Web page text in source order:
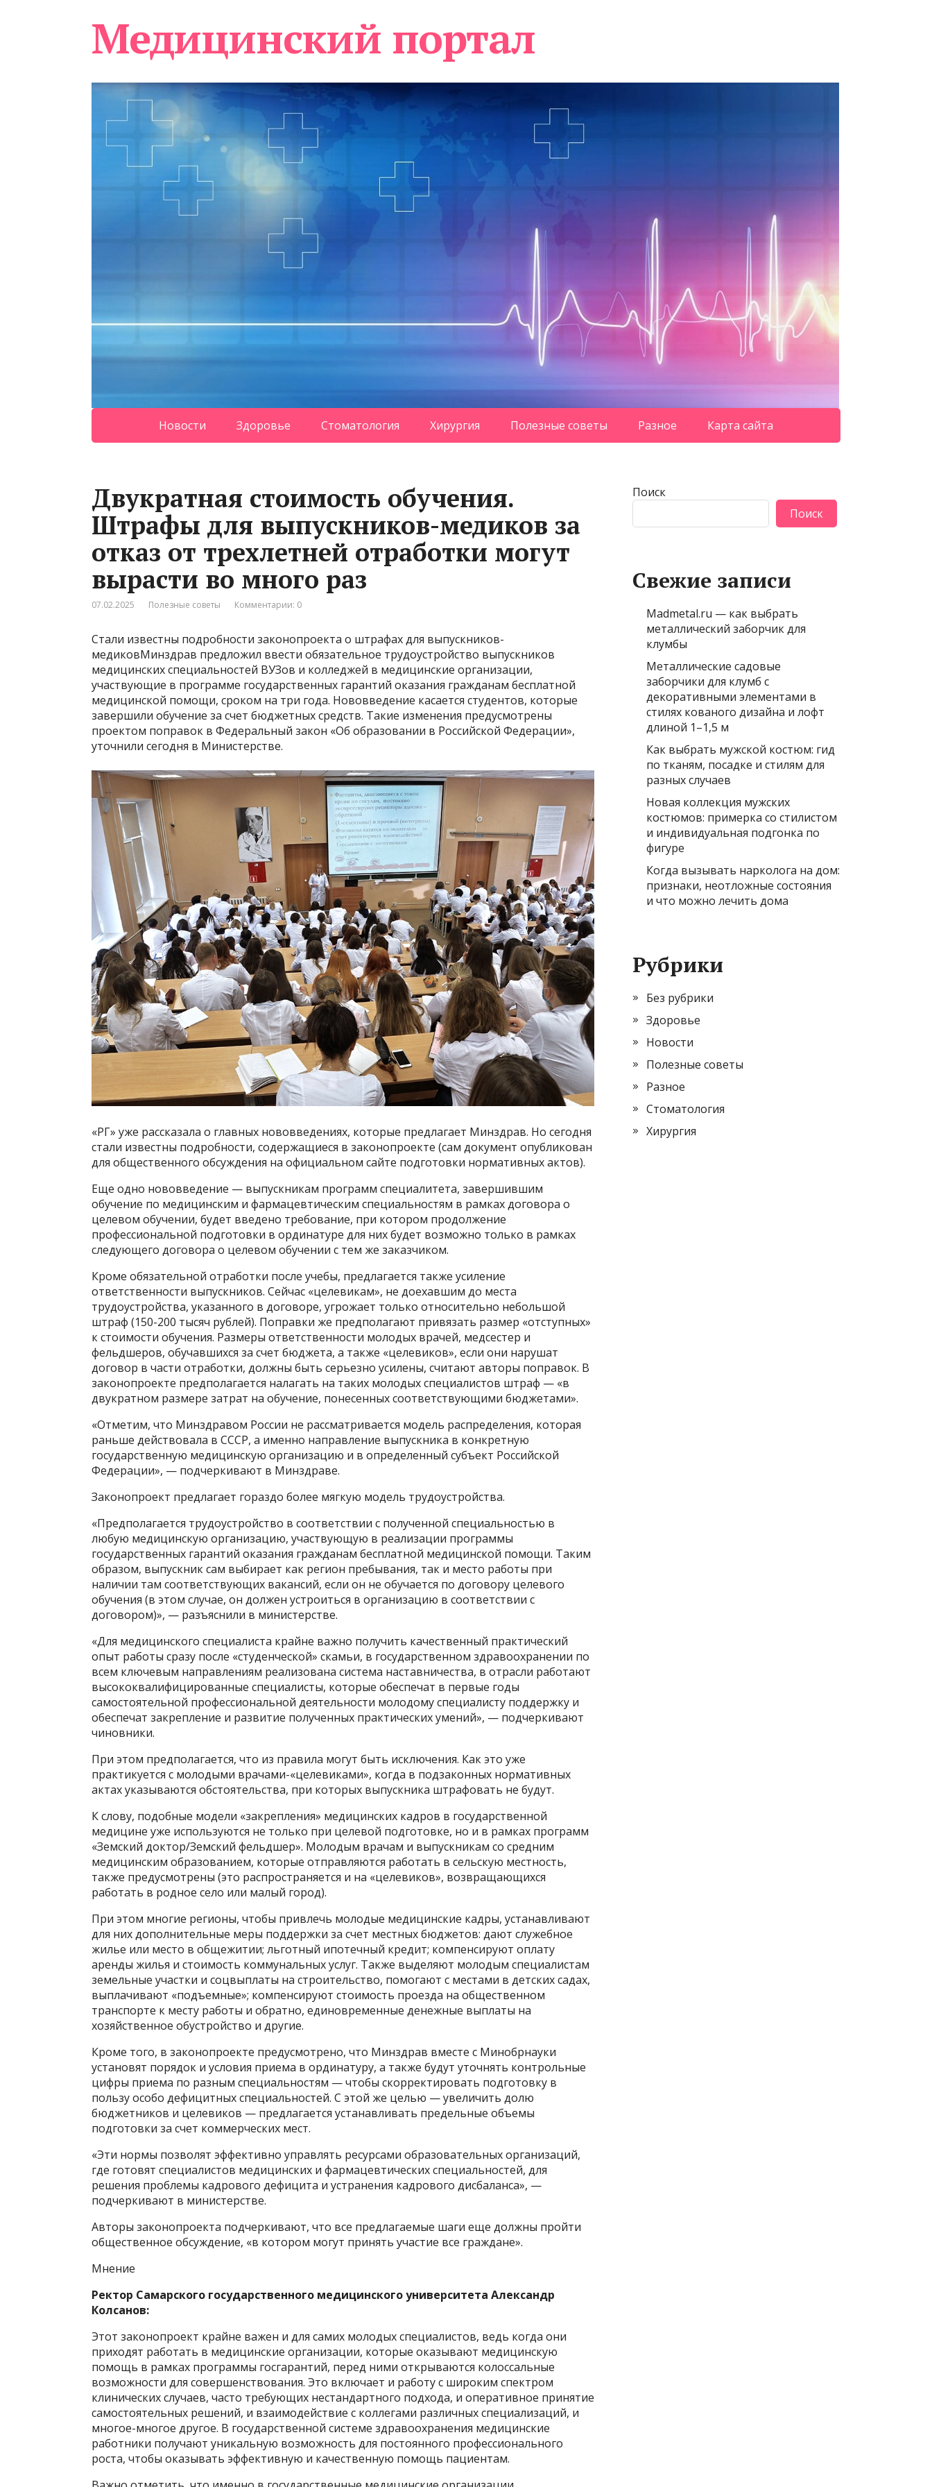
Медицинский портал
Новости Здоровье Стоматология Хирургия Полезные советы Разное Карта сайта
Двукратная стоимость обучения.
Штрафы для выпускников-медиков за
отказ от трехлетней отработки могут
вырасти во много раз
07.02.2025 Полезные советы Комментарии: 0
Стали известны подробности законопроекта о штрафах для выпускников-
медиковМинздрав предложил ввести обязательное трудоустройство выпускников
медицинских специальностей ВУЗов и колледжей в медицинские организации,
участвующие в программе государственных гарантий оказания гражданам бесплатной
медицинской помощи, сроком на три года. Нововведение касается студентов, которые
завершили обучение за счет бюджетных средств. Такие изменения предусмотрены
проектом поправок в Федеральный закон «Об образовании в Российской Федерации»,
уточнили сегодня в Министерстве.
«РГ» уже рассказала о главных нововведениях, которые предлагает Минздрав. Но сегодня
стали известны подробности, содержащиеся в законопроекте (сам документ опубликован
для общественного обсуждения на официальном сайте подготовки нормативных актов).
Еще одно нововведение — выпускникам программ специалитета, завершившим
обучение по медицинским и фармацевтическим специальностям в рамках договора о
целевом обучении, будет введено требование, при котором продолжение
профессиональной подготовки в ординатуре для них будет возможно только в рамках
следующего договора о целевом обучении с тем же заказчиком.
Кроме обязательной отработки после учебы, предлагается также усиление
ответственности выпускников. Сейчас «целевикам», не доехавшим до места
трудоустройства, указанного в договоре, угрожает только относительно небольшой
штраф (150-200 тысяч рублей). Поправки же предполагают привязать размер «отступных»
к стоимости обучения. Размеры ответственности молодых врачей, медсестер и
фельдшеров, обучавшихся за счет бюджета, а также «целевиков», если они нарушат
договор в части отработки, должны быть серьезно усилены, считают авторы поправок. В
законопроекте предполагается налагать на таких молодых специалистов штраф — «в
двукратном размере затрат на обучение, понесенных соответствующими бюджетами».
«Отметим, что Минздравом России не рассматривается модель распределения, которая
раньше действовала в СССР, а именно направление выпускника в конкретную
государственную медицинскую организацию и в определенный субъект Российской
Федерации», — подчеркивают в Минздраве.
Законопроект предлагает гораздо более мягкую модель трудоустройства.
«Предполагается трудоустройство в соответствии с полученной специальностью в
любую медицинскую организацию, участвующую в реализации программы
государственных гарантий оказания гражданам бесплатной медицинской помощи. Таким
образом, выпускник сам выбирает как регион пребывания, так и место работы при
наличии там соответствующих вакансий, если он не обучается по договору целевого
обучения (в этом случае, он должен устроиться в организацию в соответствии с
договором)», — разъяснили в министерстве.
«Для медицинского специалиста крайне важно получить качественный практический
опыт работы сразу после «студенческой» скамьи, в государственном здравоохранении по
всем ключевым направлениям реализована система наставничества, в отрасли работают
высококвалифицированные специалисты, которые обеспечат в первые годы
самостоятельной профессиональной деятельности молодому специалисту поддержку и
обеспечат закрепление и развитие полученных практических умений», — подчеркивают
чиновники.
При этом предполагается, что из правила могут быть исключения. Как это уже
практикуется с молодыми врачами-«целевиками», когда в подзаконных нормативных
актах указываются обстоятельства, при которых выпускника штрафовать не будут.
К слову, подобные модели «закрепления» медицинских кадров в государственной
медицине уже используются не только при целевой подготовке, но и в рамках программ
«Земский доктор/Земский фельдшер». Молодым врачам и выпускникам со средним
медицинским образованием, которые отправляются работать в сельскую местность,
также предусмотрены (это распространяется и на «целевиков», возвращающихся
работать в родное село или малый город).
При этом многие регионы, чтобы привлечь молодые медицинские кадры, устанавливают
для них дополнительные меры поддержки за счет местных бюджетов: дают служебное
жилье или место в общежитии; льготный ипотечный кредит; компенсируют оплату
аренды жилья и стоимость коммунальных услуг. Также выделяют молодым специалистам
земельные участки и соцвыплаты на строительство, помогают с местами в детских садах,
выплачивают «подъемные»; компенсируют стоимость проезда на общественном
транспорте к месту работы и обратно, единовременные денежные выплаты на
хозяйственное обустройство и другие.
Кроме того, в законопроекте предусмотрено, что Минздрав вместе с Минобрнауки
установят порядок и условия приема в ординатуру, а также будут уточнять контрольные
цифры приема по разным специальностям — чтобы скорректировать подготовку в
пользу особо дефицитных специальностей. С этой же целью — увеличить долю
бюджетников и целевиков — предлагается устанавливать предельные объемы
подготовки за счет коммерческих мест.
«Эти нормы позволят эффективно управлять ресурсами образовательных организаций,
где готовят специалистов медицинских и фармацевтических специальностей, для
решения проблемы кадрового дефицита и устранения кадрового дисбаланса», —
подчеркивают в министерстве.
Авторы законопроекта подчеркивают, что все предлагаемые шаги еще должны пройти
общественное обсуждение, «в котором могут принять участие все граждане».
Мнение
Ректор Самарского государственного медицинского университета Александр
Колсанов:
Этот законопроект крайне важен и для самих молодых специалистов, ведь когда они
приходят работать в медицинские организации, которые оказывают медицинскую
помощь в рамках программы госгарантий, перед ними открываются колоссальные
возможности для совершенствования. Это включает и работу с широким спектром
клинических случаев, часто требующих нестандартного подхода, и оперативное принятие
самостоятельных решений, и взаимодействие с коллегами различных специализаций, и
многое-многое другое. В государственной системе здравоохранения медицинские
работники получают уникальную возможность для постоянного профессионального
роста, чтобы оказывать эффективную и качественную помощь пациентам.
Поиск
Поиск
Свежие записи
Madmetal.ru — как выбрать
металлический заборчик для
клумбы
Металлические садовые
заборчики для клумб с
декоративными элементами в
стилях кованого дизайна и лофт
длиной 1–1,5 м
Как выбрать мужской костюм: гид
по тканям, посадке и стилям для
разных случаев
Новая коллекция мужских
костюмов: примерка со стилистом
и индивидуальная подгонка по
фигуре
Когда вызывать нарколога на дом:
признаки, неотложные состояния
и что можно лечить дома
Рубрики
Без рубрики
Здоровье
Новости
Полезные советы
Разное
Стоматология
Хирургия